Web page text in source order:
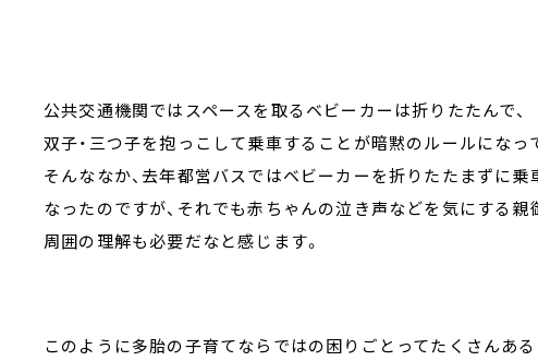
公共交通機関ではスペースを取るベビーカーは折りたたんで、
双子・三つ子を抱っこして乗車することが暗黙のルールになっ
そんななか、去年都営バスではベビーカーを折りたたまずに乗
なったのですが、それでも赤ちゃんの泣き声などを気にする親
周囲の理解も必要だなと感じます。
このように多胎の子育てならではの困りごとってたくさんある